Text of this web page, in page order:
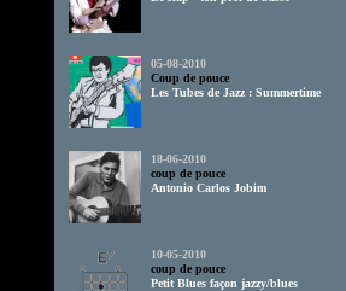
05-08-2010
Coup de pouce
Les Tubes de Jazz : Summertime
18-06-2010
coup de pouce
Antonio Carlos Jobim
10-05-2010
coup de pouce
Petit Blues façon jazzy/blues